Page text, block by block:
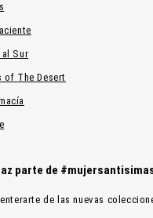
Sur
of The Desert
parte de
de las nuevas